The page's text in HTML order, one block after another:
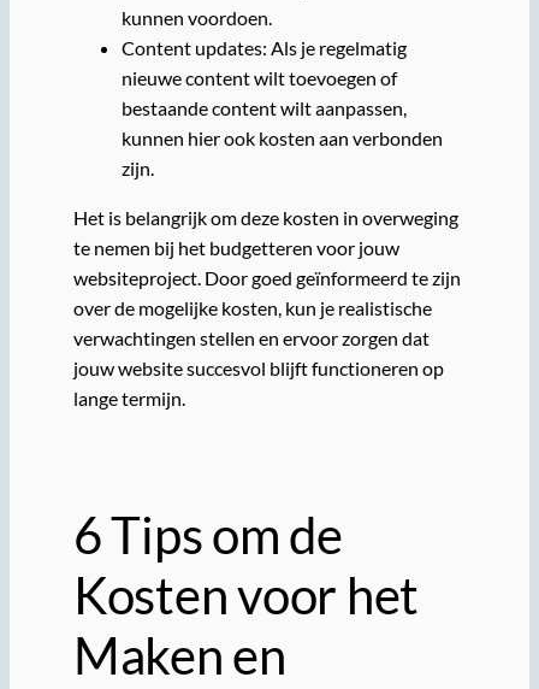
kunnen voordoen.
Content updates: Als je regelmatig
nieuwe content wilt toevoegen of
bestaande content wilt aanpassen,
kunnen hier ook kosten aan verbonden
zijn.
Het is belangrijk om deze kosten in overweging
te nemen bij het budgetteren voor jouw
websiteproject. Door goed geïnformeerd te zijn
over de mogelijke kosten, kun je realistische
verwachtingen stellen en ervoor zorgen dat
jouw website succesvol blijft functioneren op
lange termijn.
6 Tips om de
Kosten voor het
Maken en